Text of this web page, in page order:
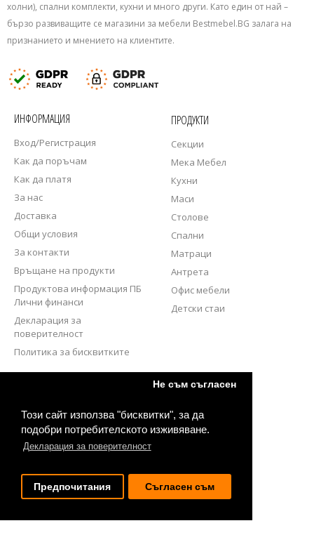
Този сайт използва "бисквитки", за да
подобри потребителското изживяване.
Декларация за поверителност
Не съм съгласен
Предпочитания Съгласен съм
холни), спални комплекти, кухни и много други. Като един от най –
бързо развиващите се магазини за мебели Bestmebel.BG залага на
признанието и мнението на клиентите.
ИНФОРМАЦИЯ
Вход/Регистрация
Как да поръчам
Как да платя
За нас
Доставка
Общи условия
За контакти
Връщане на продукти
Продуктова информация ПБ
Лични финанси
Декларация за
поверителност
Политика за бисквитките
ПРОДУКТИ
Секции
Мека Мебел
Кухни
Маси
Столове
Спални
Матраци
Антрета
Офис мебели
Детски стаи